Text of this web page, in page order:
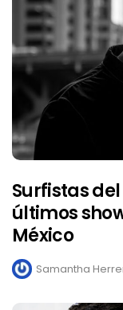
Surfistas
últimos
México
Samantha